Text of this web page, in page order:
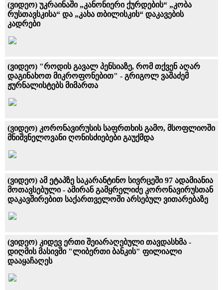
(ვიდეო) უკრაინაში „კანონიერი ქურდების“ „კობა
რუსთავსკისა“ და „კახა თბილისკის“ დაკავების
კადრები
(ვიდეო) "როდის გავალ პენსიაზე, რომ თქვენ აღარ
დაგინახოთ მიკროფონებით" - გრიგოლ ვაშაძემ
ჟურნალისტებს მიმართა
(ვიდეო) კორონავირუსის საფრთხის გამო, მსოფლიოში
მნიშვნელოვანი ღონისძიებები გაუქმდა
(ვიდეო) ამ ეტაპზე საკარანტინო სივრცეში 97 ადამიანია
მოთავსებული - ამირან გამყრელიძე კორონავირუსთან
დაკავშირებით საქართველოში არსებულ ვითარებაზე
(ვიდეო) კიდევ ერთი შეიარაღებული თავდასხმა -
დიღმის მასივში "ლიბერთი ბანკის" ფილიალი
დააყაჩაღეს